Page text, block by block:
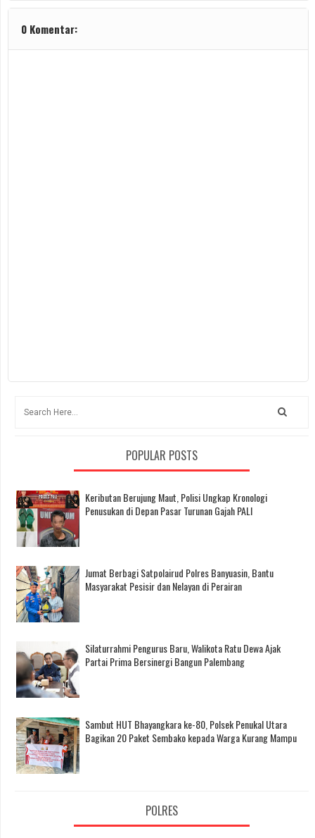
0 Komentar:
POPULAR POSTS
Keributan Berujung Maut, Polisi Ungkap Kronologi
Penusukan di Depan Pasar Turunan Gajah PALI
Jumat Berbagi Satpolairud Polres Banyuasin, Bantu
Masyarakat Pesisir dan Nelayan di Perairan
Silaturrahmi Pengurus Baru, Walikota Ratu Dewa Ajak
Partai Prima Bersinergi Bangun Palembang
Sambut HUT Bhayangkara ke-80, Polsek Penukal Utara
Bagikan 20 Paket Sembako kepada Warga Kurang Mampu
POLRES